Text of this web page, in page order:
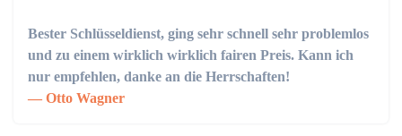
Bester Schlüsseldienst, ging sehr schnell sehr problemlos
und zu einem wirklich wirklich fairen Preis. Kann ich
nur empfehlen, danke an die Herrschaften!
Otto Wagner